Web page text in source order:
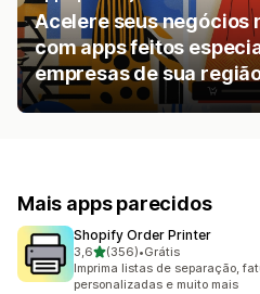
Acelere seus negócios
com apps feitos
empresas de sua
Mais apps parecidos
Shopify Order Printer
3,6de 5 estrelas
(356)
356 avaliações ao todo
•Grátis
Imprima listas de separação,
personalizadas e muito mais